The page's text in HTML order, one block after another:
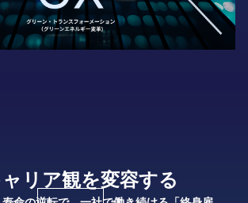
リア観を変容する